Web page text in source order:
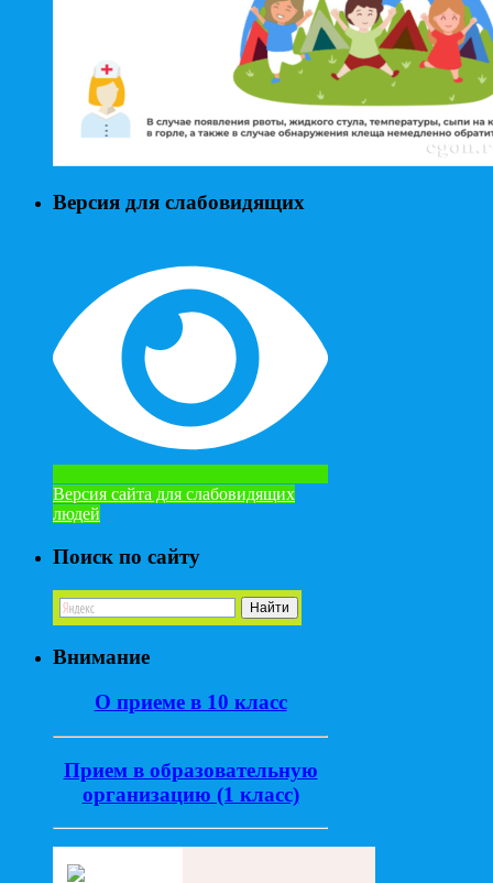
Версия для слабовидящих
Версия сайта для слабовидящих
людей
Поиск по сайту
Внимание
О приеме в 10 класс
Прием в образовательную
организацию (1 класс)